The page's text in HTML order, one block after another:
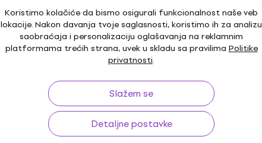
Koristimo kolačiće da bismo osigurali funkcionalnost naše veb
lokacije. Nakon davanja tvoje saglasnosti, koristimo ih za analizu
saobraćaja i personalizaciju oglašavanja na reklamnim
platformama trećih strana, uvek u skladu sa pravilimaPolitike
privatnosti.
Slažem se
Detaljne postavke